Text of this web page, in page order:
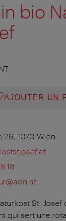
bio
AJOUTER UN
26, 1070 Wien
18
St. Josef
qui sert une